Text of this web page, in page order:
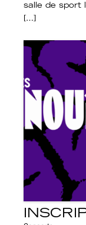
salle de sport
[…]